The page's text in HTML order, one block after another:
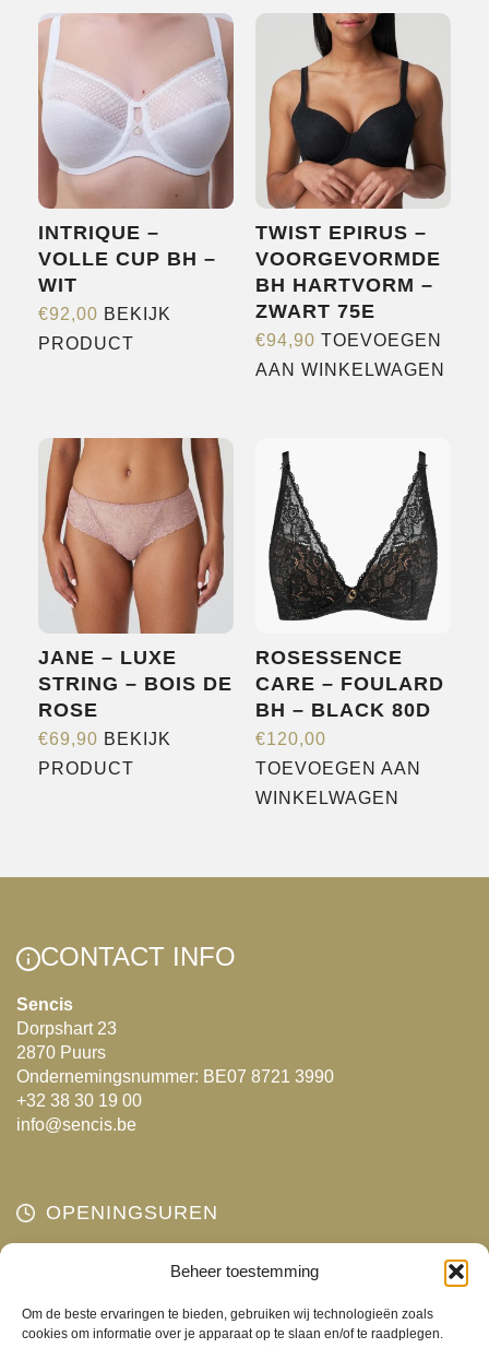
Beheer toestemming
Om de beste ervaringen te bieden, gebruiken wij technologieën zoals
cookies om informatie over je apparaat op te slaan en/of te raadplegen.
OVER ONS
MERKEN
NIEUWS
CONTACT
INTRIQUE –
VOLLE CUP BH –
WIT
€92,00 BEKIJK
PRODUCT
variaties.
Deze
optie
kan
gekozen
worden
op
de
productpagina
TWIST EPIRUS –
VOORGEVORMDE
BH HARTVORM –
ZWART 75E
€94,90 TOEVOEGEN
AAN WINKELWAGEN
JANE – LUXE
STRING – BOIS DE
ROSE
€69,90 BEKIJK
PRODUCT
variaties.
optie
kan
de
productpagina
ROSESSENCE
CARE – FOULARD
BH – BLACK 80D
€120,00
TOEVOEGEN AAN
WINKELWAGEN
CONTACT INFO
Sencis
Dorpshart 23
2870 Puurs
Ondernemingsnummer: BE07 8721 3990
+32 38 30 19 00
info@sencis.be
OPENINGSUREN
Gesloten
Woensdag
10:00 - 18:00